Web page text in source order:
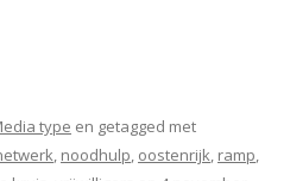
type en getagged met
, noodhulp, oostenrijk, ramp,